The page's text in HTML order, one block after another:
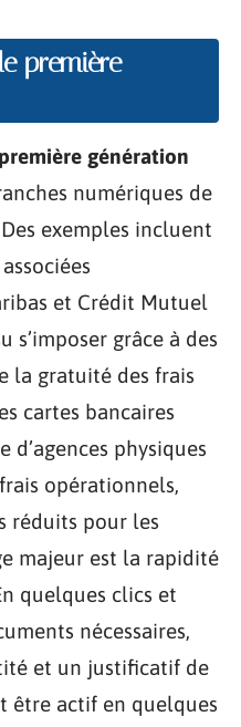
première
génération
numériques de
exemples incluent
et Crédit Mutuel
s’imposer grâce à des
la gratuité des frais
cartes bancaires
d’agences physiques
opérationnels,
réduits pour les
majeur est la rapidité
quelques clics et
nécessaires,
et un justificatif de
être actif en quelques